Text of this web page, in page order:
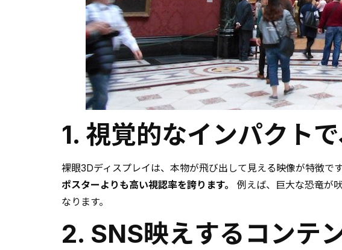
1. 視覚的なインパクト
裸眼3Dディスプレイは、本物が飛び出して見える映像が特徴で
ポスターよりも高い視認率を誇ります。
例えば、巨大な恐竜が
なります。
2. SNS映えするコンテ